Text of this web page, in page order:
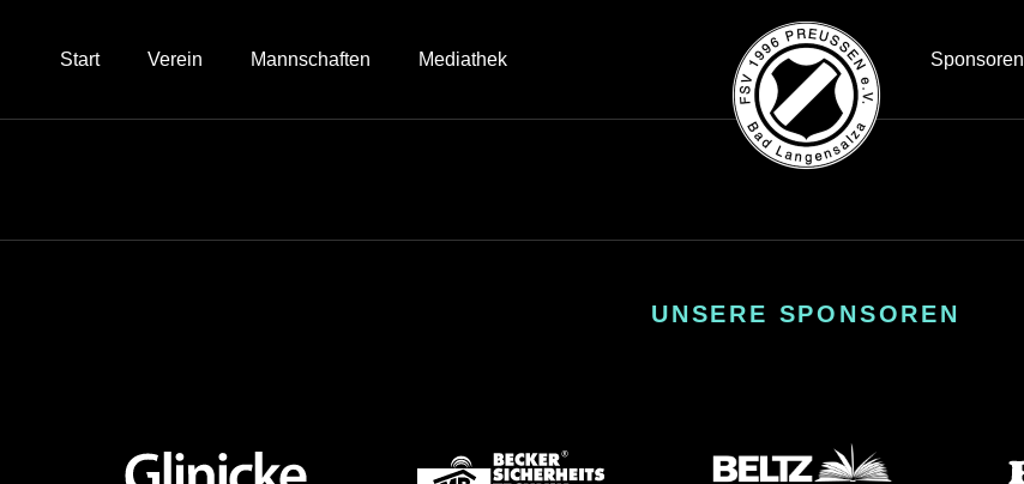
Start Verein Mannschaften Mediathek Sponsoren
UNSERE SPONSOREN